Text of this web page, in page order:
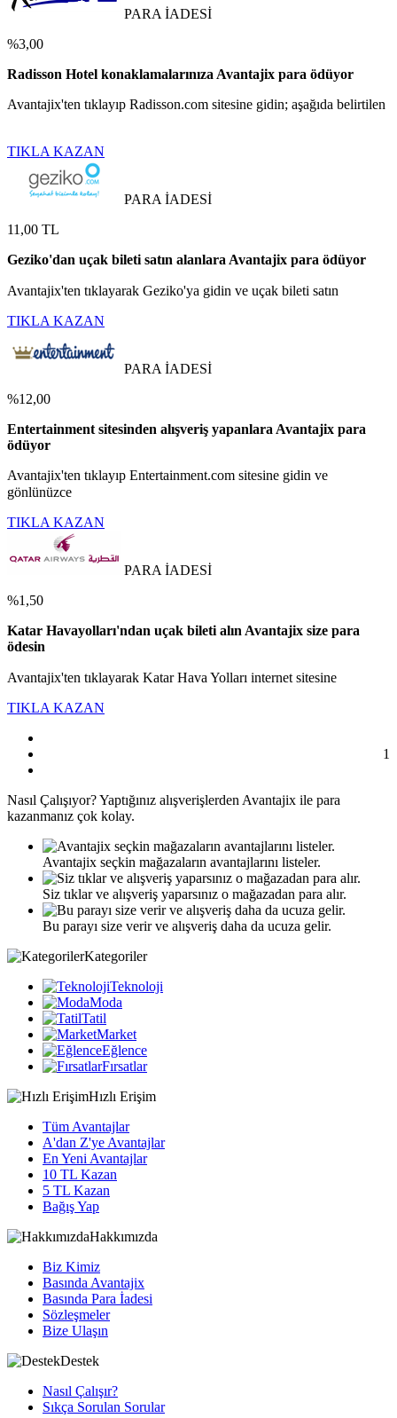
PARA İADESİ
%3,00
Radisson Hotel konaklamalarınıza Avantajix para ödüyor
Avantajix'ten tıklayıp Radisson.com sitesine gidin; aşağıda belirtilen
TIKLA KAZAN
PARA İADESİ
11,00 TL
Geziko'dan uçak bileti satın alanlara Avantajix para ödüyor
Avantajix'ten tıklayarak Geziko'ya gidin ve uçak bileti satın
TIKLA KAZAN
PARA İADESİ
%12,00
Entertainment sitesinden alışveriş yapanlara Avantajix para
ödüyor
Avantajix'ten tıklayıp Entertainment.com sitesine gidin ve
gönlünüzce
TIKLA KAZAN
PARA İADESİ
%1,50
Katar Havayolları'ndan uçak bileti alın Avantajix size para
ödesin
Avantajix'ten tıklayarak Katar Hava Yolları internet sitesine
TIKLA KAZAN
1
Nasıl Çalışıyor?Yaptığınız alışverişlerden Avantajix ile para
kazanmanız çok kolay.
Avantajix seçkin mağazaların avantajlarını listeler.
Siz tıklar ve alışveriş yaparsınız o mağazadan para alır.
Bu parayı size verir ve alışveriş daha da ucuza gelir.
Kategoriler
Teknoloji
Moda
Tatil
Market
Eğlence
Fırsatlar
Hızlı Erişim
Tüm Avantajlar
A'dan Z'ye Avantajlar
En Yeni Avantajlar
10 TL Kazan
5 TL Kazan
Bağış Yap
Hakkımızda
Biz Kimiz
Basında Avantajix
Basında Para İadesi
Sözleşmeler
Bize Ulaşın
Destek
Nasıl Çalışır?
Sıkça Sorulan Sorular